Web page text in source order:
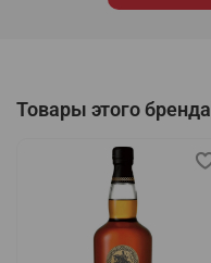
Товары этого бренда